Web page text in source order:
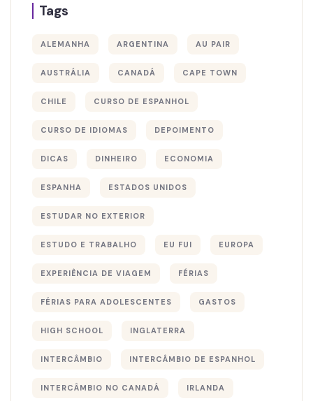
Tags
ALEMANHA ARGENTINA AU PAIR
AUSTRÁLIA CANADÁ CAPE TOWN
CHILE CURSO DE ESPANHOL
CURSO DE IDIOMAS DEPOIMENTO
DICAS DINHEIRO ECONOMIA
ESPANHA ESTADOS UNIDOS
ESTUDAR NO EXTERIOR
ESTUDO E TRABALHO EU FUI EUROPA
EXPERIÊNCIA DE VIAGEM FÉRIAS
FÉRIAS PARA ADOLESCENTES GASTOS
HIGH SCHOOL INGLATERRA
INTERCÂMBIO INTERCÂMBIO DE ESPANHOL
INTERCÂMBIO NO CANADÁ IRLANDA